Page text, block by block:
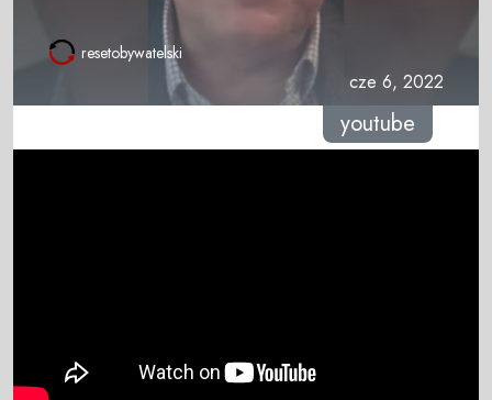
resetobywatelski
cze 6, 2022
youtube